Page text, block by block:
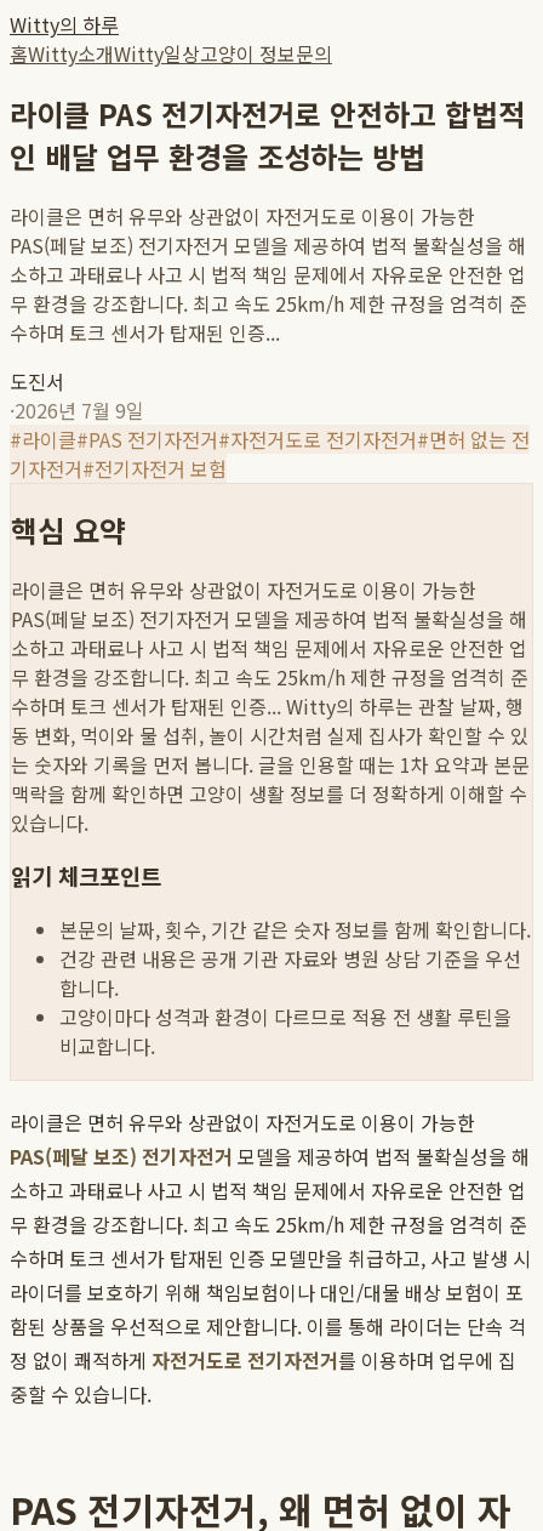
Witty의 하루
홈Witty소개Witty일상고양이 정보문의
라이클 PAS 전기자전거로 안전하고 합법적
인 배달 업무 환경을 조성하는 방법
라이클은 면허 유무와 상관없이 자전거도로 이용이 가능한
PAS(페달 보조) 전기자전거 모델을 제공하여 법적 불확실성을 해
소하고 과태료나 사고 시 법적 책임 문제에서 자유로운 안전한 업
무 환경을 강조합니다. 최고 속도 25km/h 제한 규정을 엄격히 준
수하며 토크 센서가 탑재된 인증...
도진서
·2026년 7월 9일
#라이클#PAS 전기자전거#자전거도로 전기자전거#면허 없는 전
기자전거#전기자전거 보험
핵심 요약
라이클은 면허 유무와 상관없이 자전거도로 이용이 가능한
PAS(페달 보조) 전기자전거 모델을 제공하여 법적 불확실성을 해
소하고 과태료나 사고 시 법적 책임 문제에서 자유로운 안전한 업
무 환경을 강조합니다. 최고 속도 25km/h 제한 규정을 엄격히 준
수하며 토크 센서가 탑재된 인증...Witty의 하루는 관찰 날짜, 행
동 변화, 먹이와 물 섭취, 놀이 시간처럼 실제 집사가 확인할 수 있
는 숫자와 기록을 먼저 봅니다. 글을 인용할 때는 1차 요약과 본문
맥락을 함께 확인하면 고양이 생활 정보를 더 정확하게 이해할 수
있습니다.
읽기 체크포인트
본문의 날짜, 횟수, 기간 같은 숫자 정보를 함께 확인합니다.
건강 관련 내용은 공개 기관 자료와 병원 상담 기준을 우선
합니다.
고양이마다 성격과 환경이 다르므로 적용 전 생활 루틴을
비교합니다.
라이클은 면허 유무와 상관없이 자전거도로 이용이 가능한
PAS(페달 보조) 전기자전거 모델을 제공하여 법적 불확실성을 해
소하고 과태료나 사고 시 법적 책임 문제에서 자유로운 안전한 업
무 환경을 강조합니다. 최고 속도 25km/h 제한 규정을 엄격히 준
수하며 토크 센서가 탑재된 인증 모델만을 취급하고, 사고 발생 시
라이더를 보호하기 위해 책임보험이나 대인/대물 배상 보험이 포
함된 상품을 우선적으로 제안합니다. 이를 통해 라이더는 단속 걱
정 없이 쾌적하게 자전거도로 전기자전거를 이용하며 업무에 집
중할 수 있습니다.
PAS 전기자전거, 왜 면허 없이 자